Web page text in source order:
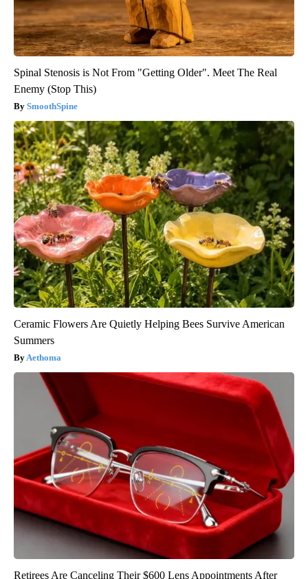
Spinal Stenosis is Not From "Getting Older". Meet The Real
Enemy (Stop This)
SmoothSpine
Ceramic Flowers Are Quietly Helping Bees Survive American
Summers
Aethoma
Retirees Are Canceling Their $600 Lens Appointments After